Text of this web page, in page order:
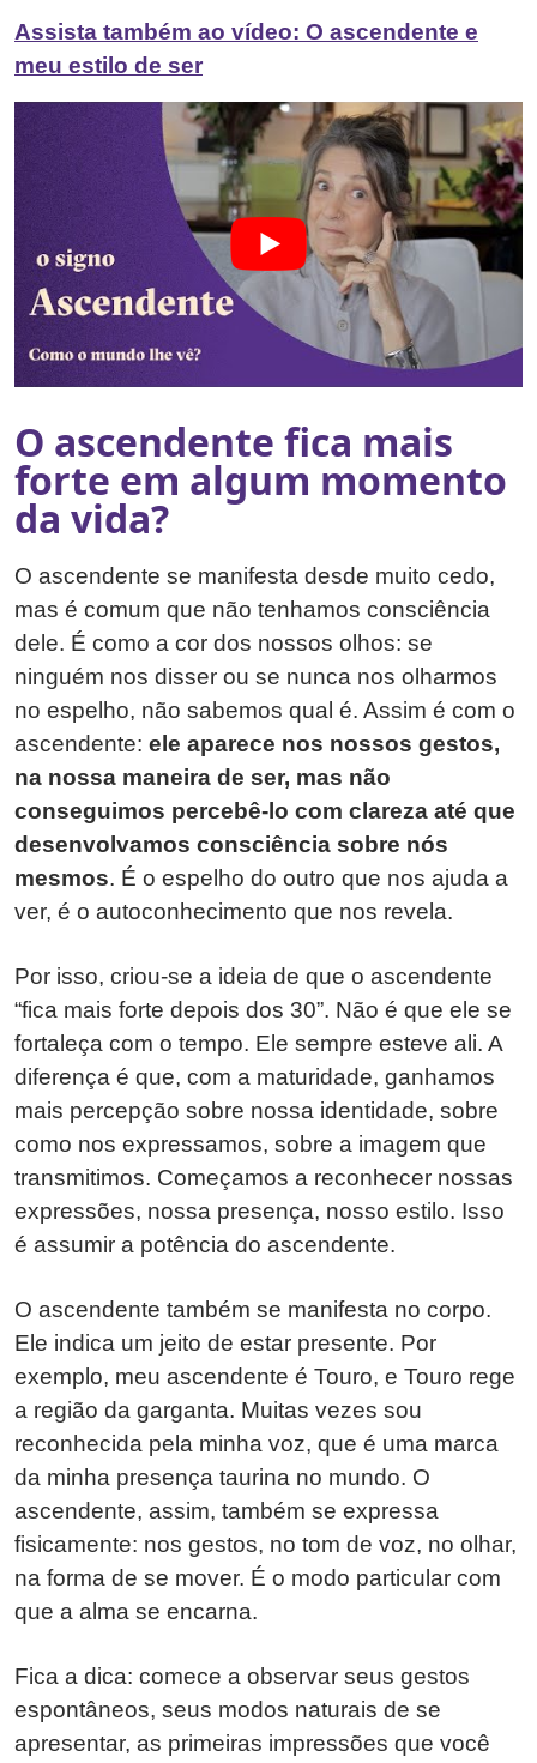
Assista também ao vídeo: O ascendente e
meu estilo de ser
O ascendente fica mais
forte em algum momento
da vida?
O ascendente se manifesta desde muito cedo,
mas é comum que não tenhamos consciência
dele. É como a cor dos nossos olhos: se
ninguém nos disser ou se nunca nos olharmos
no espelho, não sabemos qual é. Assim é com o
ascendente: ele aparece nos nossos gestos,
na nossa maneira de ser, mas não
conseguimos percebê-lo com clareza até que
desenvolvamos consciência sobre nós
mesmos. É o espelho do outro que nos ajuda a
ver, é o autoconhecimento que nos revela.
Por isso, criou-se a ideia de que o ascendente
“fica mais forte depois dos 30”. Não é que ele se
fortaleça com o tempo. Ele sempre esteve ali. A
diferença é que, com a maturidade, ganhamos
mais percepção sobre nossa identidade, sobre
como nos expressamos, sobre a imagem que
transmitimos. Começamos a reconhecer nossas
expressões, nossa presença, nosso estilo. Isso
é assumir a potência do ascendente.
O ascendente também se manifesta no corpo.
Ele indica um jeito de estar presente. Por
exemplo, meu ascendente é Touro, e Touro rege
a região da garganta. Muitas vezes sou
reconhecida pela minha voz, que é uma marca
da minha presença taurina no mundo. O
ascendente, assim, também se expressa
fisicamente: nos gestos, no tom de voz, no olhar,
na forma de se mover. É o modo particular com
que a alma se encarna.
Fica a dica: comece a observar seus gestos
espontâneos, seus modos naturais de se
apresentar, as primeiras impressões que você